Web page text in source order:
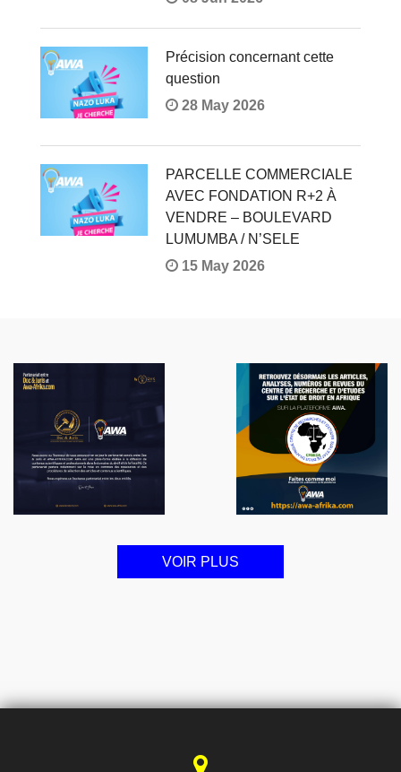
Précision concernant cette
question
28 May 2026
PARCELLE COMMERCIALE
AVEC FONDATION R+2 À
VENDRE – BOULEVARD
LUMUMBA / N’SELE
15 May 2026
VOIR PLUS